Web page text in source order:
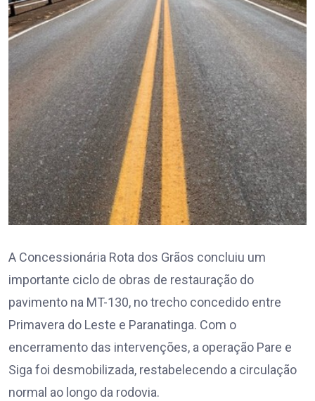
A Concessionária Rota dos Grãos concluiu um
importante ciclo de obras de restauração do
pavimento na MT-130, no trecho concedido entre
Primavera do Leste e Paranatinga. Com o
encerramento das intervenções, a operação Pare e
Siga foi desmobilizada, restabelecendo a circulação
normal ao longo da rodovia.